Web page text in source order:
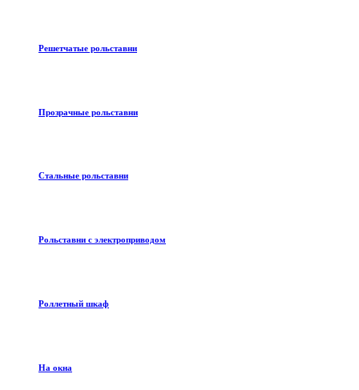
Решетчатые рольставни
Прозрачные рольставни
Стальные рольставни
Рольставни с электроприводом
Роллетный шкаф
На окна